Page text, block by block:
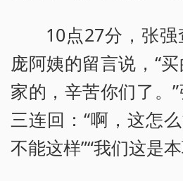
10点27分，张
庞阿姨的留言说，“
家的，辛苦你们了。
三连回：“啊，这怎
不能这样”“我们这是本